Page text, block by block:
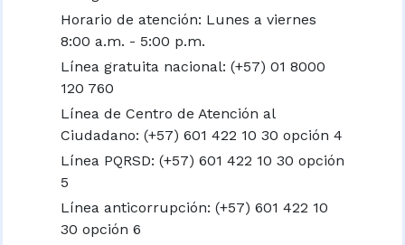
Horario de atención: Lunes a viernes
8:00 a.m. - 5:00 p.m.
Línea gratuita nacional: (+57) 01 8000
120 760
Línea de Centro de Atención al
Ciudadano: (+57) 601 422 10 30 opción 4
Línea PQRSD: (+57) 601 422 10 30 opción
5
Línea anticorrupción: (+57) 601 422 10
30 opción 6